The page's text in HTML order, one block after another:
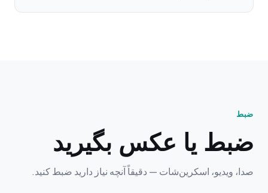
ضبط
ضبط یا عکس بگیرید
صدا، ویدیو، اسکرین‌شات — دقیقاً آنچه نیاز دارید ضبط کنید.